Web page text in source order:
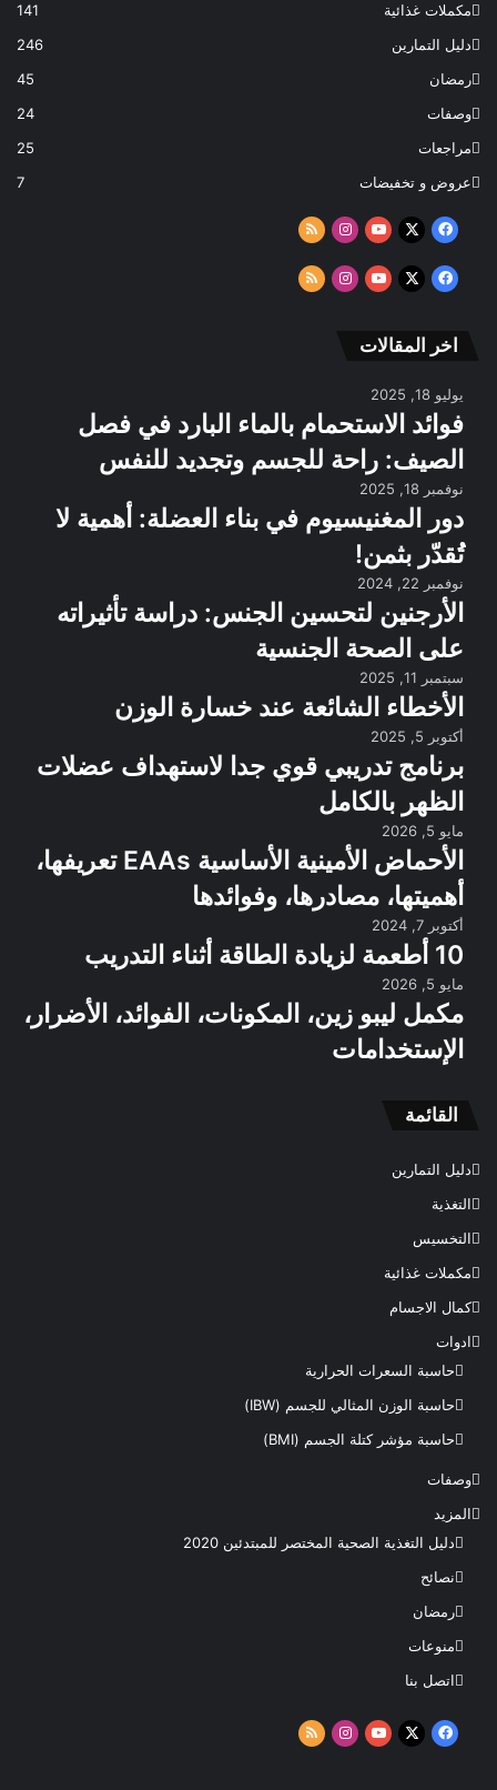
مكملات غذائية
141
دليل التمارين
246
رمضان
45
وصفات
24
مراجعات
25
عروض و تخفيضات
7
فيسبوك
‫X
‫YouTubeانستقرامملخص
RSS
فيسبوك
‫X
‫YouTubeانستقرامملخص
اخر المقالات
يوليو 18, 2025
فوائد الاستحمام بالماء البارد في فصل
الصيف: راحة للجسم وتجديد للنفس
نوفمبر 18, 2025
دور المغنيسيوم في بناء العضلة: أهمية لا
تُقدّر بثمن!
نوفمبر 22, 2024
الأرجنين لتحسين الجنس: دراسة تأثيراته
على الصحة الجنسية
سبتمبر 11, 2025
الأخطاء الشائعة عند خسارة الوزن
أكتوبر 5, 2025
برنامج تدريبي قوي جدا لاستهداف عضلات
الظهر بالكامل
مايو 5, 2026
الأحماض الأمينية الأساسية EAAs تعريفها،
أهميتها، مصادرها، وفوائدها
أكتوبر 7, 2024
10 أطعمة لزيادة الطاقة أثناء التدريب
مايو 5, 2026
مكمل ليبو زين، المكونات، الفوائد، الأضرار،
الإستخدامات
القائمة
دليل التمارين
التغذية
التخسيس
مكملات غذائية
كمال الاجسام
ادوات
حاسبة السعرات الحرارية
حاسبة الوزن المثالي للجسم (IBW)
حاسبة مؤشر كتلة الجسم (BMI)
وصفات
المزيد
دليل التغذية الصحية المختصر للمبتدئين 2020​
نصائح
رمضان
منوعات
اتصل بنا
فيسبوك
‫X
‫YouTubeانستقرامملخص